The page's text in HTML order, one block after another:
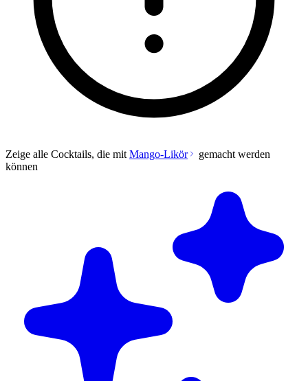
Zeige alle Cocktails, die mit Mango-Likör
gemacht werden
können